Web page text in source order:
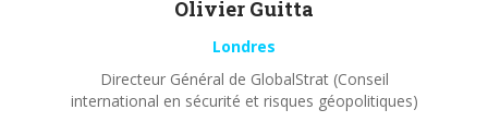
Olivier Guitta
Londres
Directeur Général de GlobalStrat (Conseil
international en sécurité et risques géopolitiques)